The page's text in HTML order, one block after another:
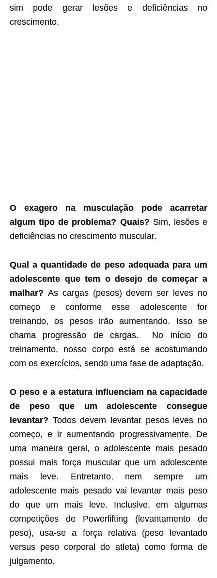
sim pode gerar lesões e deficiências no
crescimento.
O exagero na musculação pode acarretar
algum tipo de problema? Quais? Sim, lesões e
deficiências no crescimento muscular.
Qual a quantidade de peso adequada para um
adolescente que tem o desejo de começar a
malhar? As cargas (pesos) devem ser leves no
começo e conforme esse adolescente for
treinando, os pesos irão aumentando. Isso se
chama progressão de cargas. No início do
treinamento, nosso corpo está se acostumando
com os exercícios, sendo uma fase de adaptação.
O peso e a estatura influenciam na capacidade
de peso que um adolescente consegue
levantar? Todos devem levantar pesos leves no
começo, e ir aumentando progressivamente. De
uma maneira geral, o adolescente mais pesado
possui mais força muscular que um adolescente
mais leve. Entretanto, nem sempre um
adolescente mais pesado vai levantar mais peso
do que um mais leve. Inclusive, em algumas
competições de Powerlifting (levantamento de
peso), usa-se a força relativa (peso levantado
versus peso corporal do atleta) como forma de
julgamento.